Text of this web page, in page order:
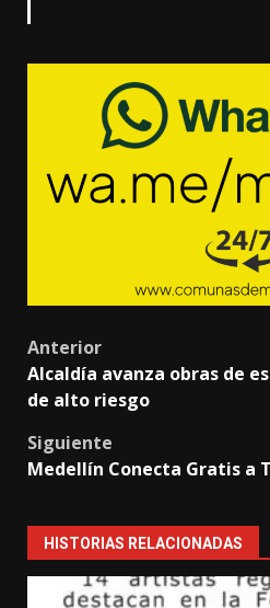
Post
navigation
Anterior
Alcaldía avanza obras de
de alto riesgo
Siguiente
Medellín Conecta Gratis a
HISTORIAS RELACIONADAS